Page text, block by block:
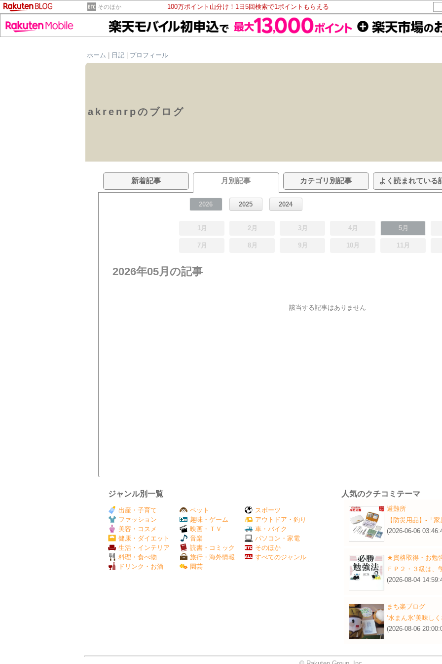
そのほか 100万ポイント山分け！1日5回検索で1ポイントもらえる
ホーム
日記 プロフィール
akrenrpのブログ
新着記事 月別記事 カテゴリ別記事 よく読まれている
2026 2025 2024
1月 2月 3月 4月 5月
7月 8月 9月 10月 11月
2026年05月の記事
該当する記事はありません
ジャンル別一覧
出産・子育て
ファッション
美容・コスメ
健康・ダイエット
生活・インテリア
料理・食べ物
ドリンク・お酒
ペット
趣味・ゲーム
映画・ＴＶ
音楽
読書・コミック
旅行・海外情報
園芸
スポーツ
アウトドア・釣り
車・バイク
パソコン・家電
そのほか
すべてのジャンル
人気のクチコミテーマ
避難所
【防災用品】‐「
(2026-06-06
★資格取得・お勉
ＦＰ２・３級は、
(2026-08-04
まち楽ブログ
‘水まん氷’美味し
(2026-08-06